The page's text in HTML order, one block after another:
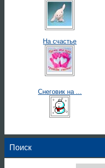
На счастье
Снеговик на ...
Поиск